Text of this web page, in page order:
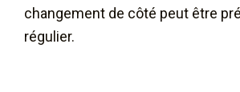
changement de côté peut être
régulier.